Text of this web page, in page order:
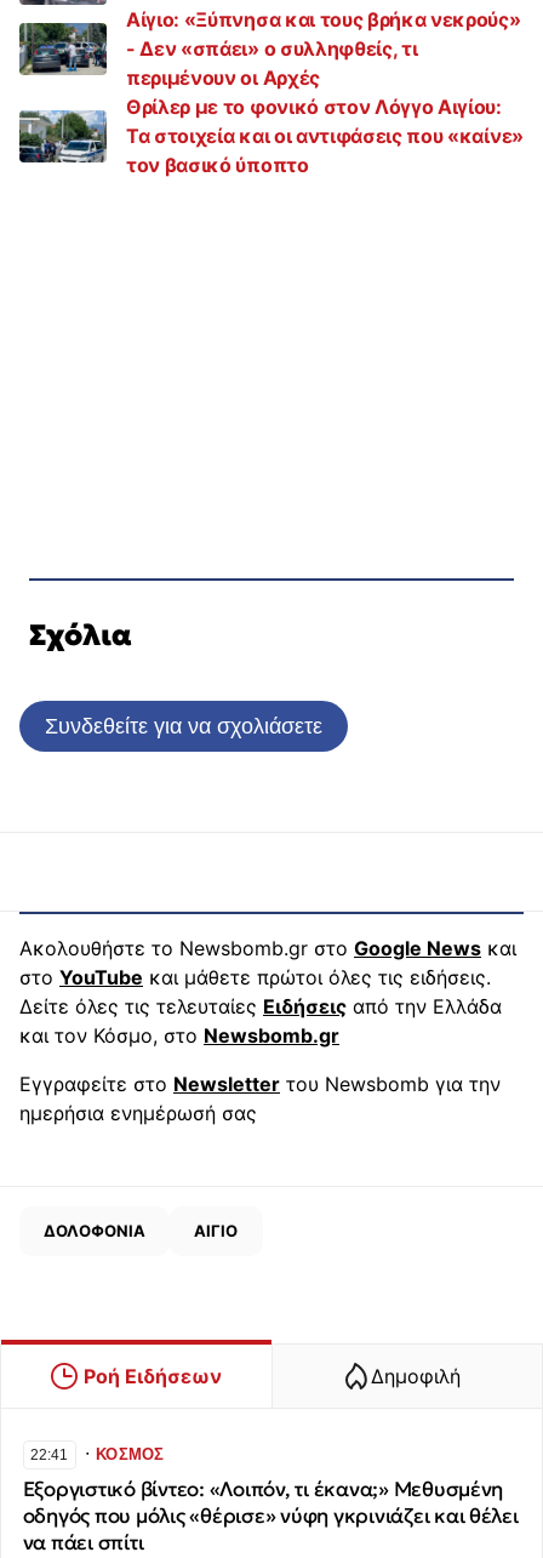
Αίγιο: «Ξύπνησα και τους βρήκα νεκρούς»
- Δεν «σπάει» ο συλληφθείς, τι
περιμένουν οι Αρχές
Θρίλερ με το φονικό στον Λόγγο Αιγίου:
Τα στοιχεία και οι αντιφάσεις που «καίνε»
τον βασικό ύποπτο
Σχόλια
Συνδεθείτε για να σχολιάσετε
Ακολουθήστε το Newsbomb.gr στο Google News και
στο YouTube και μάθετε πρώτοι όλες τις ειδήσεις.
Δείτε όλες τις τελευταίες Ειδήσεις από την Ελλάδα
και τον Κόσμο, στο Newsbomb.gr
Εγγραφείτε στο Newsletter του Newsbomb για την
ημερήσια ενημέρωσή σας
ΔΟΛΟΦΟΝΙΑ ΑΙΓΙΟ
Ροή Ειδήσεων Δημοφιλή
22:41 ∙ΚΟΣΜΟΣ
Εξοργιστικό βίντεο: «Λοιπόν, τι έκανα;» Μεθυσμένη
οδηγός που μόλις «θέρισε» νύφη γκρινιάζει και θέλει
να πάει σπίτι